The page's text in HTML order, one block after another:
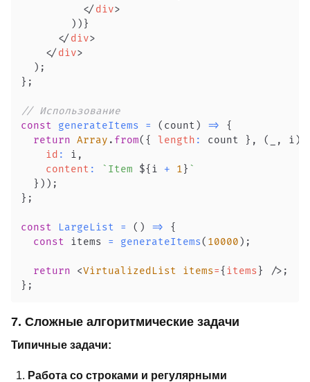
</div>
) ) }
</div>
</div>
) ;
} ;
// Использование
const
generateItems = ( count ) =>
{
return Array . from( { length : count } , ( , i )
id : i ,
content : ` Item ${ i + 1} `
} ) ) ;
} ;
const LargeList = ( ) =>
{
const items = generateItems( 10000 ) ;
return <VirtualizedList items={ items} /> ;
} ;
7. Сложные алгоритмические задачи
Типичные задачи:
Работа со строками и регулярными